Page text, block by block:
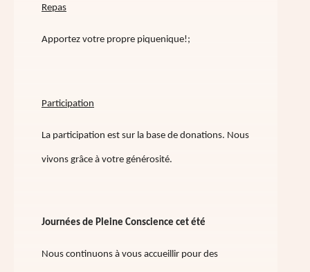
Repas
Apportez votre propre piquenique!;
Participation
La participation est sur la base de donations. Nous
vivons grâce à votre générosité.
Journées de Pleine Conscience cet été
Nous continuons à vous accueillir pour des